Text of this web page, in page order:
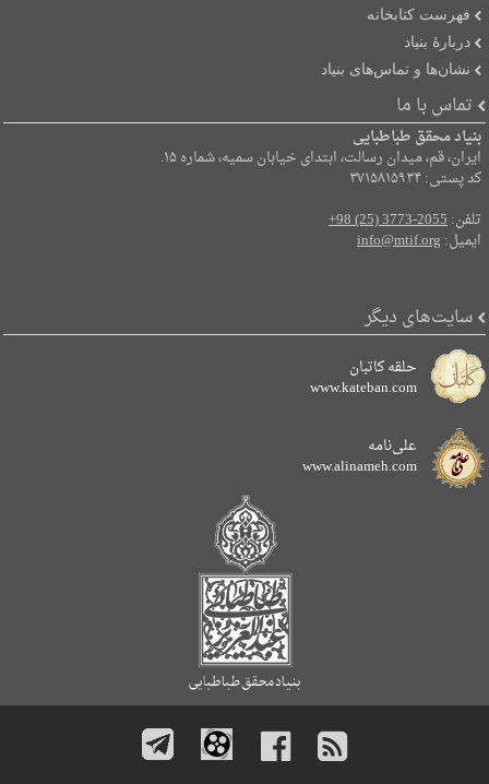
فهرست کتابخانه
دربارۀ بنیاد
نشان‌ها و تماس‌های بنیاد
تماس با ما
بنیاد محقق طباطبایی
ایران، قم، میدان رسالت، ابتدای خیابان سمیه، شماره ۱۵.
کد پستی: ۳۷۱۵۸۱۵۹۳۴
تلفن:+98 (25) 3773-2055
ایمیل:info@mtif.org
سایت‌های دیگر
حلقه کاتبان
www.kateban.com
علی‌نامه
www.alinameh.com